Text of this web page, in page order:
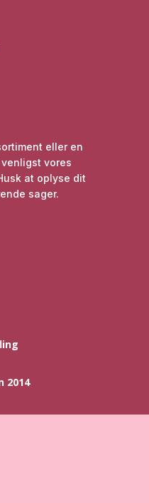
eller en
vores
at oplyse dit
sager.
2014